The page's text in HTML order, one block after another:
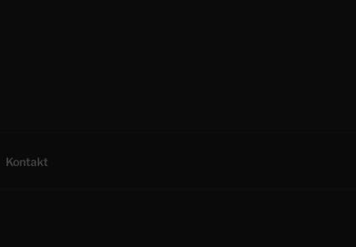
Kontakt